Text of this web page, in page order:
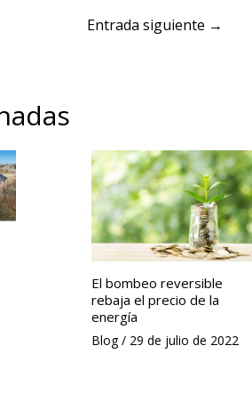
Entrada siguiente →
El bombeo reversible
rebaja el precio de la
energía
Blog/ 29 de julio de 2022